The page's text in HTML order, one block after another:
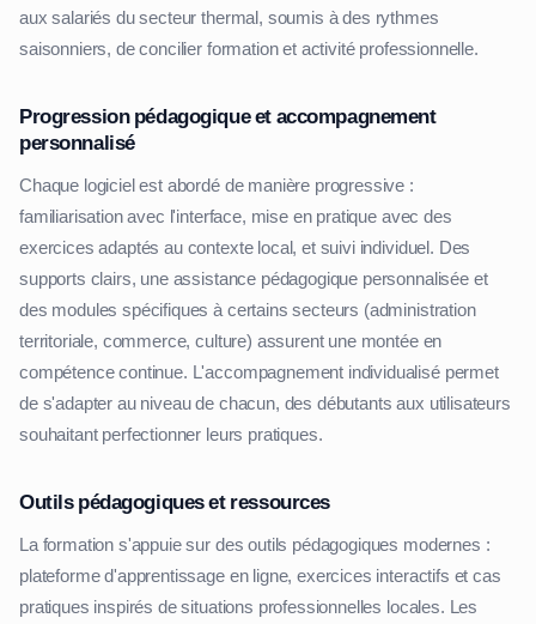
aux salariés du secteur thermal, soumis à des rythmes
saisonniers, de concilier formation et activité professionnelle.
Progression pédagogique et accompagnement
personnalisé
Chaque logiciel est abordé de manière progressive :
familiarisation avec l'interface, mise en pratique avec des
exercices adaptés au contexte local, et suivi individuel. Des
supports clairs, une assistance pédagogique personnalisée et
des modules spécifiques à certains secteurs (administration
territoriale, commerce, culture) assurent une montée en
compétence continue. L'accompagnement individualisé permet
de s'adapter au niveau de chacun, des débutants aux utilisateurs
souhaitant perfectionner leurs pratiques.
Outils pédagogiques et ressources
La formation s'appuie sur des outils pédagogiques modernes :
plateforme d'apprentissage en ligne, exercices interactifs et cas
pratiques inspirés de situations professionnelles locales. Les